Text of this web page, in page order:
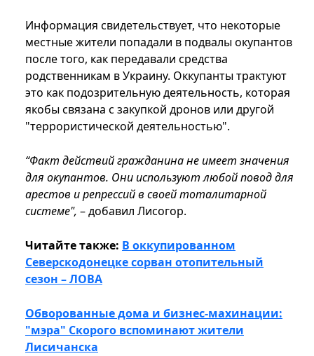
Информация свидетельствует, что некоторые
местные жители попадали в подвалы окупантов
после того, как передавали средства
родственникам в Украину. Оккупанты трактуют
это как подозрительную деятельность, которая
якобы связана с закупкой дронов или другой
"террористической деятельностью".
“Факт действий гражданина не имеет значения
для окупантов. Они используют любой повод для
арестов и репрессий в своей тоталитарной
системе", – добавил Лисогор.
Читайте также: В оккупированном
Северскодонецке сорван отопительный
сезон – ЛОВА
Обворованные дома и бизнес-махинации:
"мэра" Скорого вспоминают жители
Лисичанска